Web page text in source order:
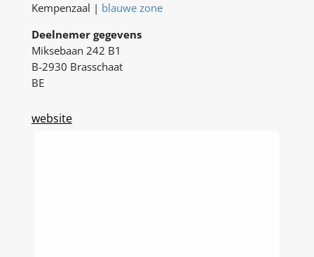
Kempenzaal | blauwe zone
Deelnemer gegevens
Miksebaan 242 B1
B-2930 Brasschaat
BE
website